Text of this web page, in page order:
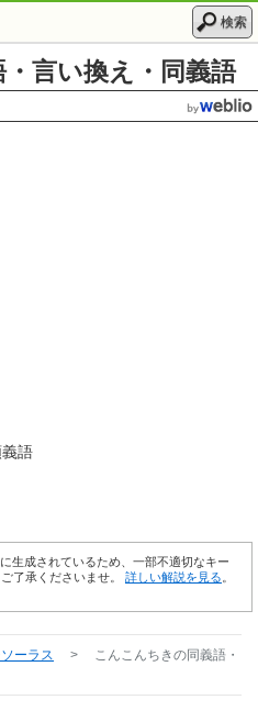
検索
言い換え・同義語
義語
生成されているため、一部不適切なキー
了承くださいませ。 詳しい解説を見る
ーラス > こんこんちきの同義語・